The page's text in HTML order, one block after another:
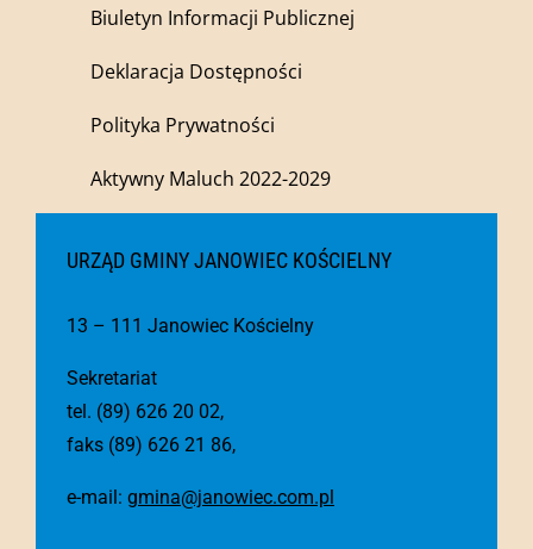
Biuletyn Informacji Publicznej
Deklaracja Dostępności
Polityka Prywatności
Aktywny Maluch 2022-2029
URZĄD GMINY JANOWIEC KOŚCIELNY
13 – 111 Janowiec Kościelny
Sekretariat
tel. (89) 626 20 02,
faks (89) 626 21 86,
e-mail: gmina@janowiec.com.pl